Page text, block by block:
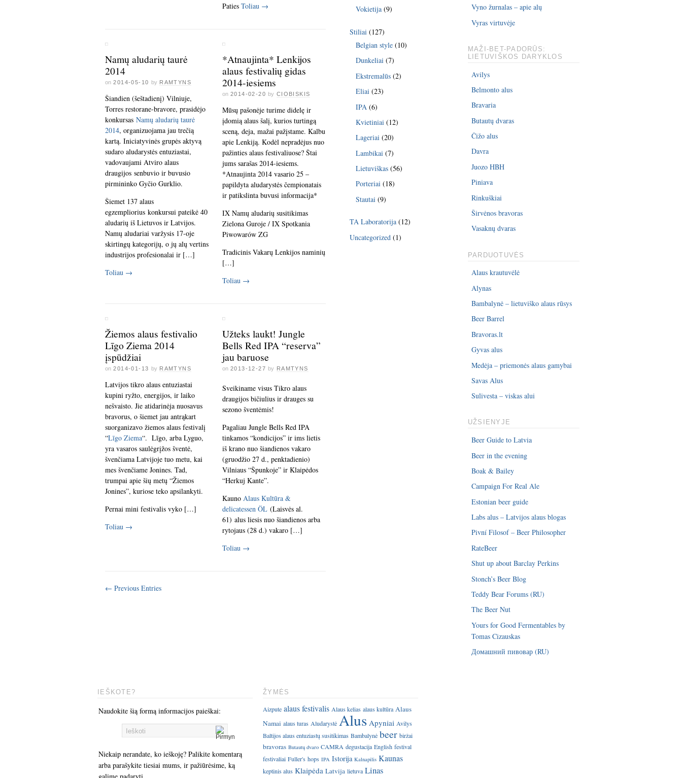
Paties Toliau →
Namų aludarių taurė
2014
on 2014-05-10 by RAMTYNS
Šiandien (šeštadienį) Vilniuje,
Torres restorane-bravore, prasidėjo
konkursas Namų aludarių taurė
2014, organizuojama jau trečią
kartą. Iniciatyvinės grupės aktyvą
sudaro aludarystės entuziastai,
vadovaujami Atviro alaus
draugijos senbuvio ir buvusio
pirmininko Gyčio Gurklio.
Šiemet 137 alaus
egzempliorius konkursui pateikė 40
aludarių iš Lietuvos ir Latvijos.
Namų aludariai varžysis 17-oje
skirtingų kategorijų, o jų alų vertins
industrijos profesionalai ir […]
Toliau →
*Atnaujinta* Lenkijos
alaus festivalių gidas
2014-iesiems
on 2014-02-20 by CIOBISKIS
Mūsų pašonėje turime didelę ir
įdomią alaus šalį, kurios turtingą
sceną, deja, mažai pažįstame. Kalbu
apie Lenkiją. Kodėl nepradėjus nuo
pažinties alaus festivaliuose? Štai
jums sarašas 2014-iesiems.
*Atnaujinta 2014 vasario 25 –
papildyta aludarystės čempionatais
ir patikslinta buvusi informacija*
IX Namų aludarių susitikimas
Zielona Guroje / IX Spotkania
Piwowarów ZG
Tradicinis Vakarų Lenkijos naminių
[…]
Toliau →
Žiemos alaus festivalio
Līgo Ziema 2014
įspūdžiai
on 2014-01-13 by RAMTYNS
Latvijos tikro alaus entuziastai
kupini ryžto, energijos, ir laiko
nešvaisto. Jie atidarinėja nuosavus
bravorus, o šiemet jau antrąkart
suorganizavo žiemos alaus festivalį
“Līgo Ziema“. Līgo, arba Lyguo,
yra vasaros saulėgrįžos šventė,
švenčiama Latvijoje tuo metu, kai
mes švenčiame Jonines. Tad,
trumpai apie šių metų “Žiemos
Jonines”, kuriose teko apsilankyti.
Pernai mini festivalis vyko […]
Toliau →
Užteks laukt! Jungle
Bells Red IPA “reserva”
jau baruose
on 2013-12-27 by RAMTYNS
Sveikiname visus Tikro alaus
draugijos bičiulius ir drauges su
sezono šventėmis!
Pagaliau Jungle Bells Red IPA
tinkamos “kondicijos” ir ims lietis
iš krano nuo šiandienos vakaro
(gruodžio 27 d., penktadienio)
Vilniaus “Špunkoje” ir Klaipėdos
“Herkuj Kante”.
Kauno Alaus Kultūra &
delicatessen ÖL(Laisvės al.
61) alus liesis nuo šiandienos arba
rytojaus (28 d.) vakaro […]
Toliau →
← Previous Entries
Vokietija (9)
Stiliai (127)
Belgian style (10)
Dunkeliai (7)
Ekstremalūs (2)
Eliai (23)
IPA (6)
Kvietiniai (12)
Lageriai (20)
Lambikai (7)
Lietuviškas (56)
Porteriai (18)
Stautai (9)
TA Laboratorija (12)
Uncategorized (1)
Vyno žurnalas – apie alų
Vyras virtuvėje
MAŽI-BET-PADORŪS:
LIETUVIŠKOS DARYKLOS
Avilys
Belmonto alus
Bravaria
Butautų dvaras
Čižo alus
Davra
Juozo HBH
Piniava
Rinkuškiai
Širvėnos bravoras
Vasaknų dvaras
PARDUOTUVĖS
Alaus krautuvėlė
Alynas
Bambalynė – lietuviško alaus rūsys
Beer Barrel
Bravoras.lt
Gyvas alus
Medėja – priemonės alaus gamybai
Savas Alus
Sulivesta – viskas alui
UŽSIENYJE
Beer Guide to Latvia
Beer in the evening
Boak & Bailey
Campaign For Real Ale
Estonian beer guide
Labs alus – Latvijos alaus blogas
Pivní Filosof – Beer Philosopher
RateBeer
Shut up about Barclay Perkins
Stonch’s Beer Blog
Teddy Bear Forums (RU)
The Beer Nut
Yours for Good Fermentables by
Tomas Cizauskas
Домашний пивовар (RU)
IEŠKOTE?
Naudokite šią formą informacijos paieškai:
Niekaip nerandate, ko ieškoję? Palikite komentarą
arba parašykite tiesiai mums, ir pažiūrėsime, ką
ŽYMĖS
Aizpute alaus festivalis Alaus kelias alaus kultūra Alaus
Namai alaus turas Aludarystė Alus Apyniai Avilys
Baltijos alaus entuziastų susitikimas Bambalynė beer biržai
bravoras Butautų dvaro CAMRA degustacija English festival
festivaliai Fuller's hops IPA Istorija Kalnapilis Kaunas
keptinis alus Klaipėda Latvija lietuva Linas